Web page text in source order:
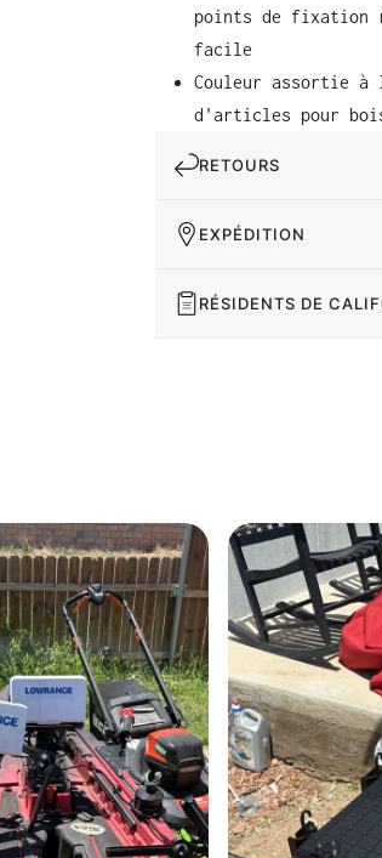
points de fixation
facile
Couleur assortie à
d'articles pour
RETOURS
EXPÉDITION
RÉSIDENTS DE